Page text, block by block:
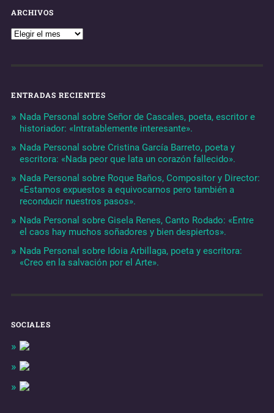
ARCHIVOS
ENTRADAS RECIENTES
Nada Personal sobre Señor de Cascales, poeta, escritor e
historiador: «Intratablemente interesante».
Nada Personal sobre Cristina García Barreto, poeta y
escritora: «Nada peor que lata un corazón fallecido».
Nada Personal sobre Roque Baños, Compositor y Director:
«Estamos expuestos a equivocarnos pero también a
reconducir nuestros pasos».
Nada Personal sobre Gisela Renes, Canto Rodado: «Entre
el caos hay muchos soñadores y bien despiertos».
Nada Personal sobre Idoia Arbillaga, poeta y escritora:
«Creo en la salvación por el Arte».
SOCIALES